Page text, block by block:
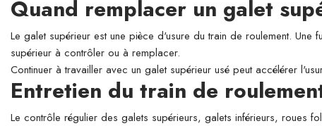
Quand remplacer un galet
Le galet supérieur est une pièce d'usure du train de roulement.
supérieur à contrôler ou à remplacer.
Continuer à travailler avec un galet supérieur usé peut accélérer
Entretien du train de
Le contrôle régulier des galets supérieurs, galets inférieurs, roues